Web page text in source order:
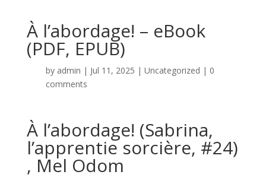
À l’abordage! – eBook
(PDF, EPUB)
by admin | Jul 11, 2025 | Uncategorized | 0
comments
À l’abordage! (Sabrina,
l’apprentie sorcière, #24)
, Mel Odom